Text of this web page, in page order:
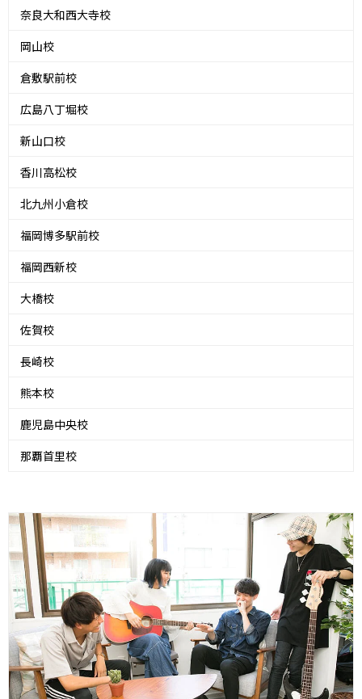
奈良大和西大寺校
岡山校
倉敷駅前校
広島八丁堀校
新山口校
香川高松校
北九州小倉校
福岡博多駅前校
福岡西新校
大橋校
佐賀校
長崎校
熊本校
鹿児島中央校
那覇首里校